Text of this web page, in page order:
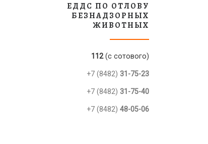
ЕДДС ПО ОТЛОВУ
БЕЗНАДЗОРНЫХ
ЖИВОТНЫХ
112(с сотового)
+7 (8482) 31-75-23
+7 (8482) 31-75-40
+7 (8482) 48-05-06